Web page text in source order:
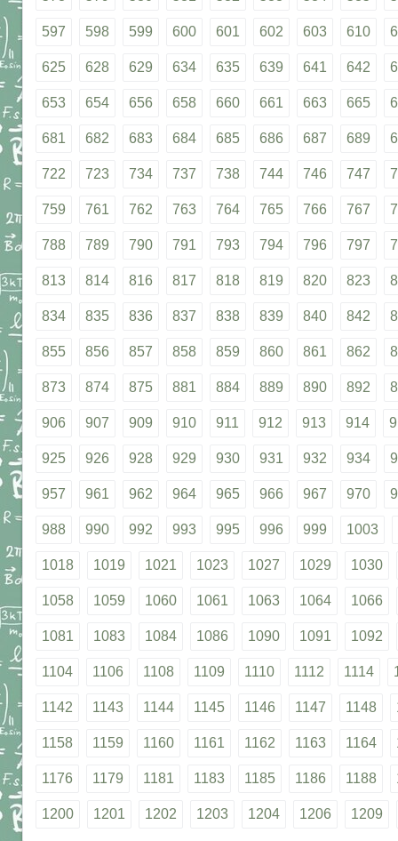
597 598 599 600 601 602 603 610
625 628 629 634 635 639 641 642
653 654 656 658 660 661 663 665
681 682 683 684 685 686 687 689
722 723 734 737 738 744 746 747
759 761 762 763 764 765 766 767
788 789 790 791 793 794 796 797
813 814 816 817 818 819 820 823
834 835 836 837 838 839 840 842
855 856 857 858 859 860 861 862
873 874 875 881 884 889 890 892
906 907 909 910 911 912 913 914
925 926 928 929 930 931 932 934
957 961 962 964 965 966 967 970
988 990 992 993 995 996 999 1003
1018 1019 1021 1023 1027 1029 1030
1058 1059 1060 1061 1063 1064 1066
1081 1083 1084 1086 1090 1091 1092
1104 1106 1108 1109 1110 1112 1114
1142 1143 1144 1145 1146 1147 1148
1158 1159 1160 1161 1162 1163 1164
1176 1179 1181 1183 1185 1186 1188
1200 1201 1202 1203 1204 1206 1209